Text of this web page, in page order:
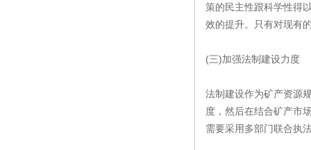
策的民主性跟科学性得
效的提升。只有对现有
(三)加强法制建设力度
法制建设作为矿产资源
度，然后在结合矿产市
需要采用多部门联合执